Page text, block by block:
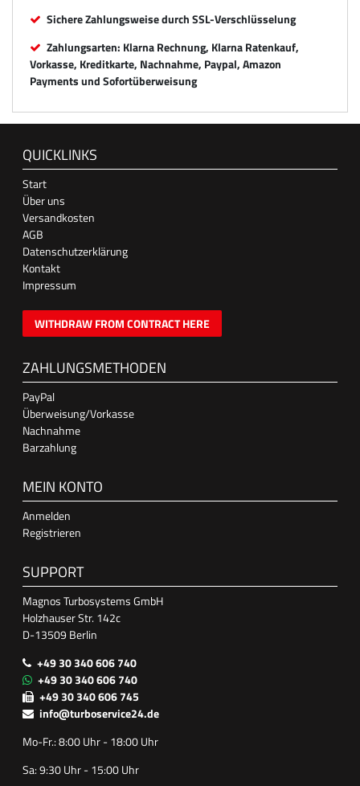
Sichere Zahlungsweise durch SSL-Verschlüsselung
Zahlungsarten: Klarna Rechnung, Klarna Ratenkauf,
Vorkasse, Kreditkarte, Nachnahme, Paypal, Amazon
Payments und Sofortüberweisung
QUICKLINKS
Start
Über uns
Versandkosten
AGB
Datenschutzerklärung
Kontakt
Impressum
WITHDRAW FROM CONTRACT HERE
ZAHLUNGSMETHODEN
PayPal
Überweisung/Vorkasse
Nachnahme
Barzahlung
MEIN KONTO
Anmelden
Registrieren
SUPPORT
Magnos Turbosystems GmbH
Holzhauser Str. 142c
D-13509 Berlin
+49 30 340 606 740
+49 30 340 606 740
+49 30 340 606 745
info@turboservice24.de
Mo-Fr.: 8:00 Uhr - 18:00 Uhr
Sa: 9:30 Uhr - 15:00 Uhr